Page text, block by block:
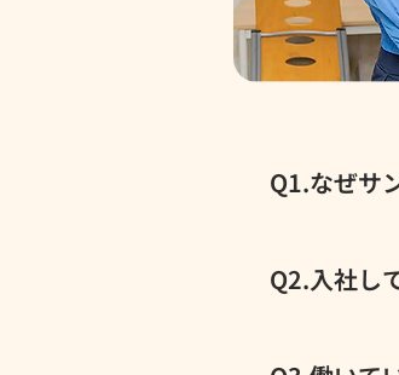
Q1.なぜサ
こう」って気
そうな会社
Q2.入社し